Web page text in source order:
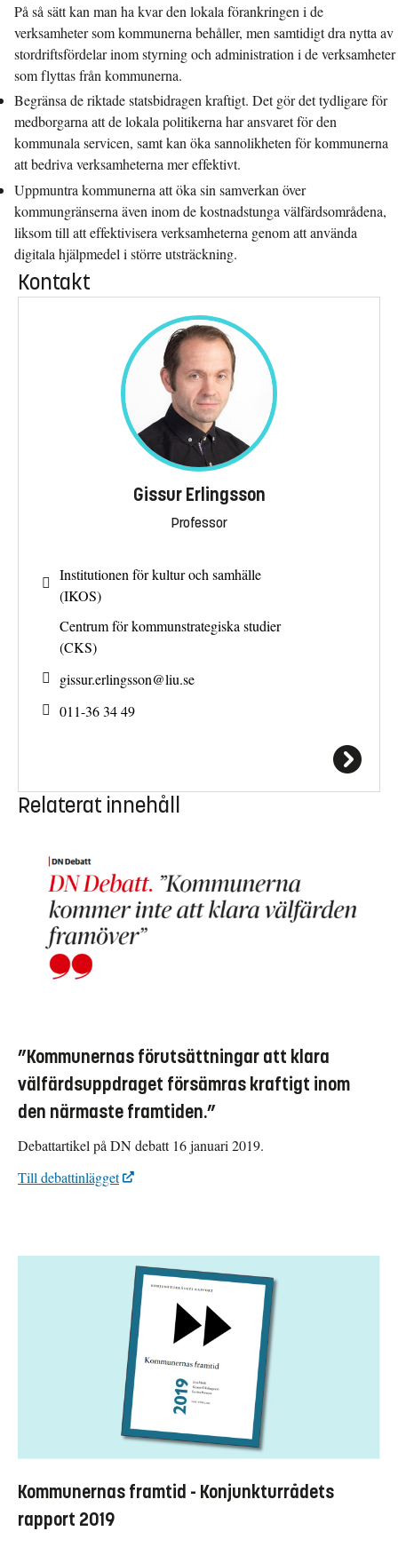
På så sätt kan man ha kvar den lokala förankringen i de
verksamheter som kommunerna behåller, men samtidigt dra nytta av
stordriftsfördelar inom styrning och administration i de verksamheter
som flyttas från kommunerna.
Begränsa de riktade statsbidragen kraftigt. Det gör det tydligare för
medborgarna att de lokala politikerna har ansvaret för den
kommunala servicen, samt kan öka sannolikheten för kommunerna
att bedriva verksamheterna mer effektivt.
Uppmuntra kommunerna att öka sin samverkan över
kommungränserna även inom de kostnadstunga välfärdsområdena,
liksom till att effektivisera verksamheterna genom att använda
digitala hjälpmedel i större utsträckning.
Kontakt
Gissur Erlingsson
Professor
Institutionen för kultur och samhälle
(IKOS)
Centrum för kommunstrategiska studier
(CKS)
gissur.erlingsson@liu.se
011-36 34 49
Relaterat innehåll
”Kommunernas förutsättningar att klara
välfärdsuppdraget försämras kraftigt inom
den närmaste framtiden.”
Debattartikel på DN debatt 16 januari 2019.
Till debattinlägget
Kommunernas framtid - Konjunkturrådets
rapport 2019